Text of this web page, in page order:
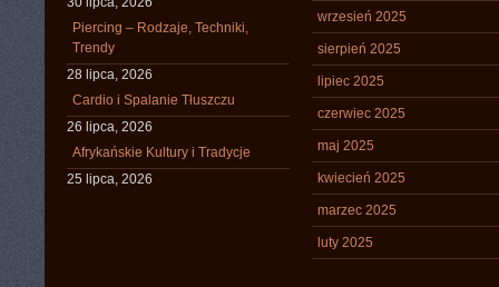
Piercing – Rodzaje, Techniki,
Trendy
28 lipca, 2026
Cardio i Spalanie Tłuszczu
26 lipca, 2026
Afrykańskie Kultury i Tradycje
25 lipca, 2026
wrzesień 2025
sierpień 2025
lipiec 2025
czerwiec 2025
maj 2025
kwiecień 2025
marzec 2025
luty 2025